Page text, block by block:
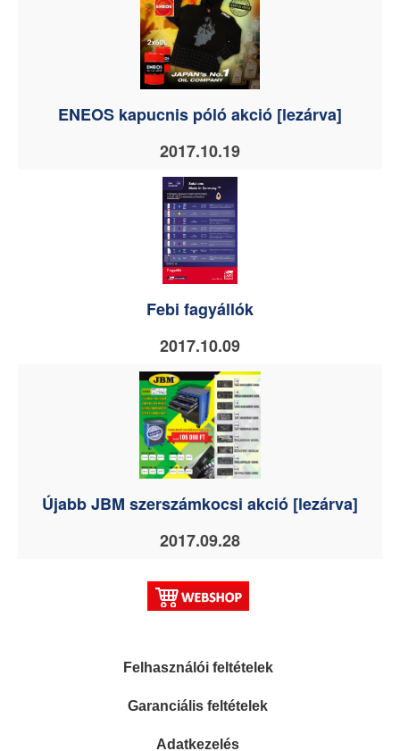
ENEOS kapucnis póló akció [lezárva]
2017.10.19
Febi fagyállók
2017.10.09
Újabb JBM szerszámkocsi akció [lezárva]
2017.09.28
Felhasználói feltételek
Garanciális feltételek
Adatkezelés